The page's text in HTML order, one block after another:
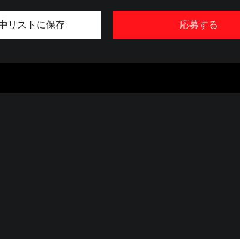
応募する
リストに保存